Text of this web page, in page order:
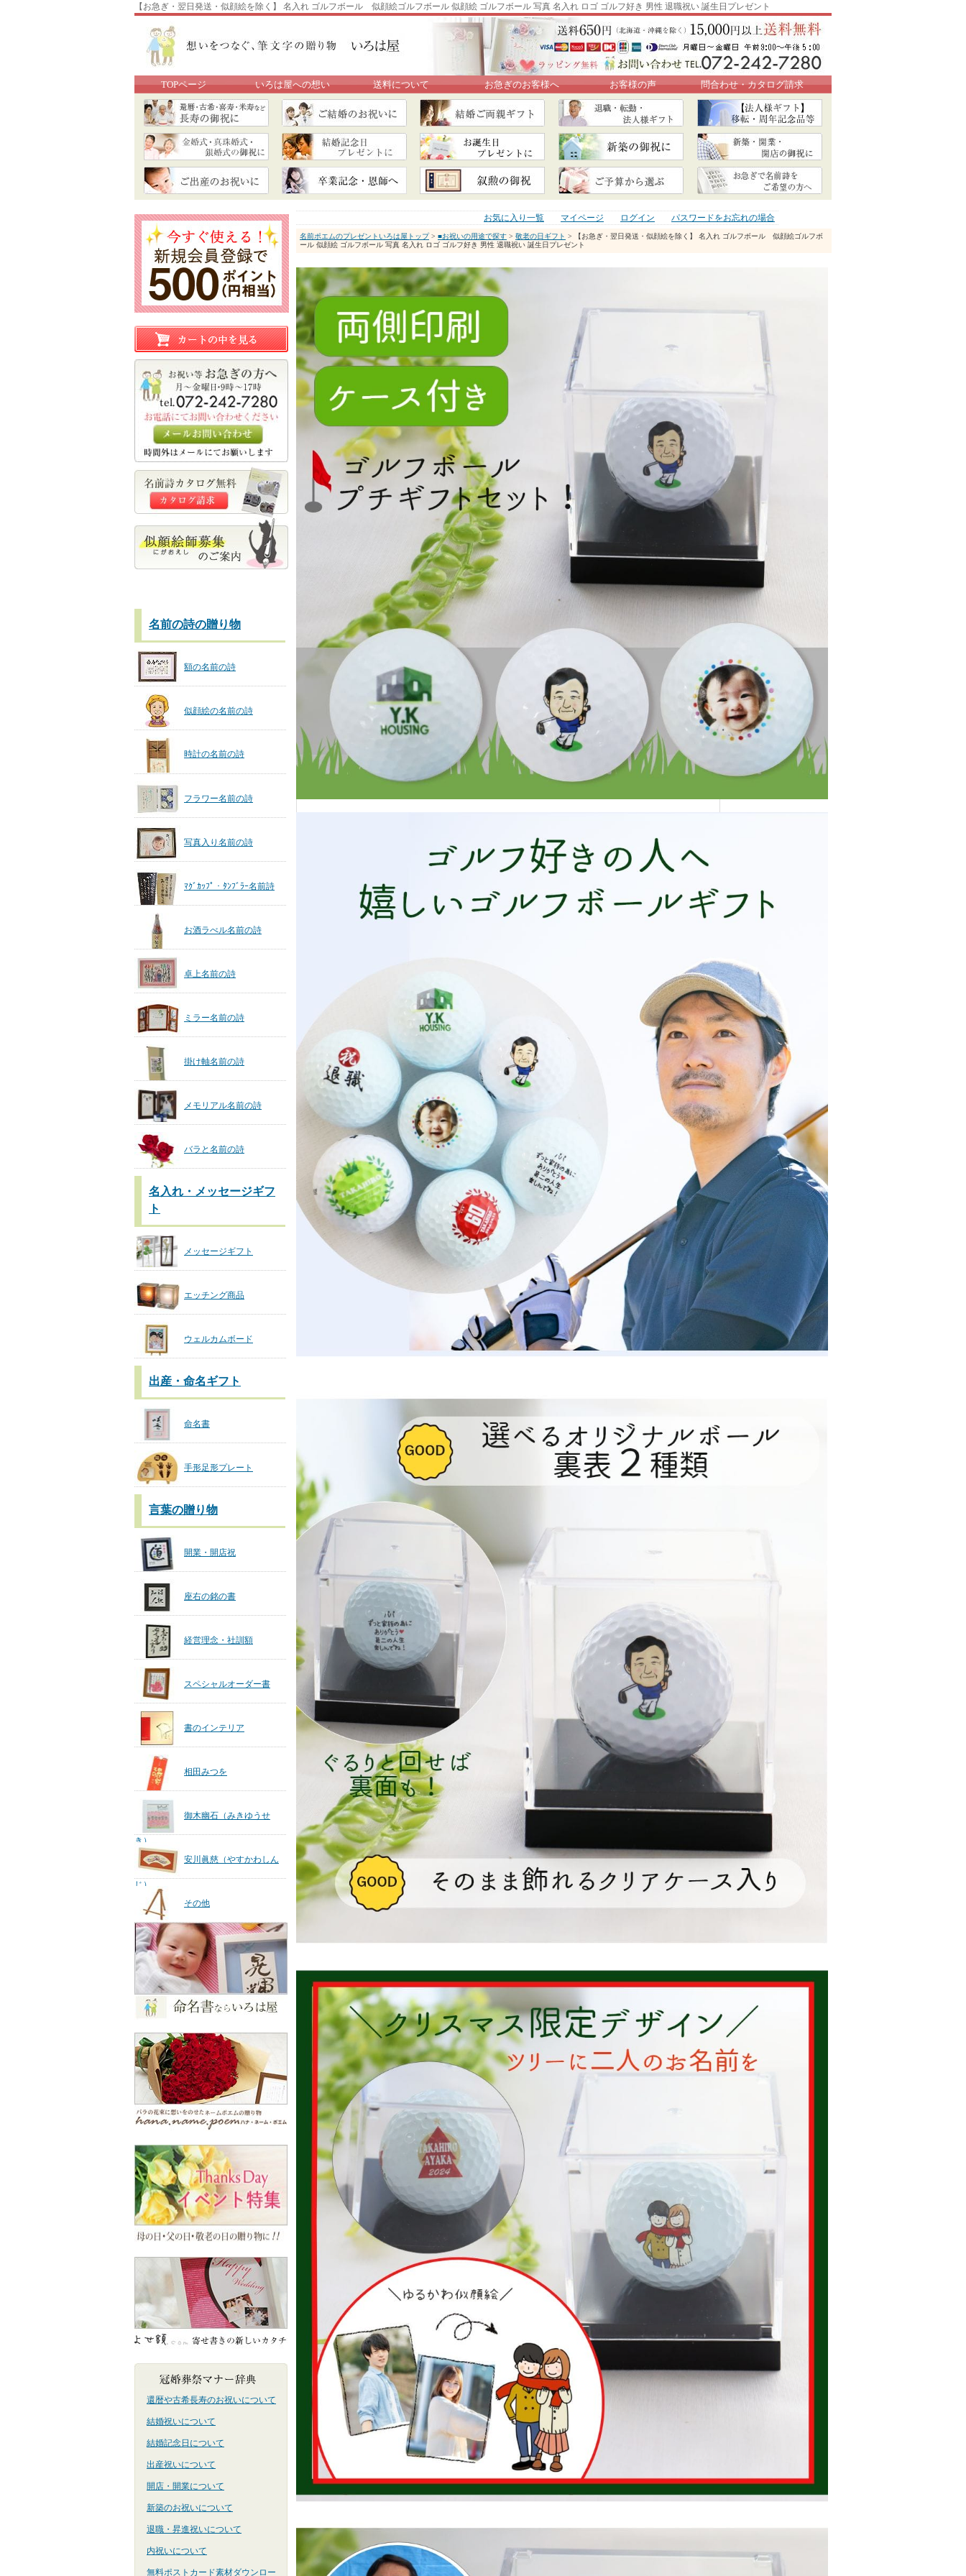
【お急ぎ・翌日発送・似顔絵を除く】 名入れ ゴルフボール 似顔絵ゴルフボール 似顔絵 ゴルフボール 写真 名入れ ロゴ ゴルフ好き 男性 退職祝い 誕生日プレゼント
TOPページ いろは屋への想い 送料について お急ぎのお客様へ お客様の声 問合わせ・カタログ請求
名前の詩の贈り物
額の名前の詩
似顔絵の名前の詩
時計の名前の詩
フラワー名前の詩
写真入り名前の詩
ﾏｸﾞｶｯﾌﾟ・ﾀﾝﾌﾞﾗｰ名前詩
お酒ラべル名前の詩
卓上名前の詩
ミラー名前の詩
掛け軸名前の詩
メモリアル名前の詩
バラと名前の詩
名入れ・メッセージギフ
ト
メッセージギフト
エッチング商品
ウェルカムボード
出産・命名ギフト
命名書
手形足形プレート
言葉の贈り物
開業・開店祝
座右の銘の書
経営理念・社訓額
スペシャルオーダー書
書のインテリア
相田みつを
御木幽石（みきゆうせ
き）
安川眞慈（やすかわしん
じ）
その他
還暦や古希長寿のお祝いについて
結婚祝いについて
結婚記念日について
出産祝いについて
開店・開業について
新築のお祝いについて
退職・昇進祝いについて
内祝いについて
無料ポストカード素材ダウンロー
お気に入り一覧 マイページ ログイン パスワードをお忘れの場合
名前ポエムのプレゼントいろは屋トップ> ■お祝いの用途で探す > 敬老の日ギフト > 【お急ぎ・翌日発送・似顔絵を除く】 名入れ ゴルフボール 似顔絵ゴルフボ
ール 似顔絵 ゴルフボール 写真 名入れ ロゴ ゴルフ好き 男性 退職祝い 誕生日プレゼント